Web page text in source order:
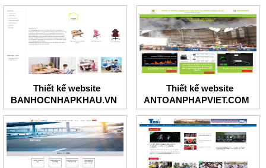
Thiết kế website
BANHOCNHAPKHAU.VN
Thiết kế website
ANTOANPHAPVIET.COM